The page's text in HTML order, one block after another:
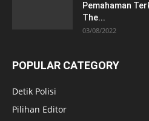
Pemahaman
The...
03/08/2022
POPULAR CATEGORY
Detik Polisi
Pilihan Editor